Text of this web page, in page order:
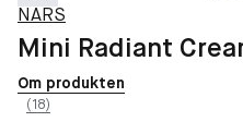
NARS
Mini Radiant
Om produkten
(18)